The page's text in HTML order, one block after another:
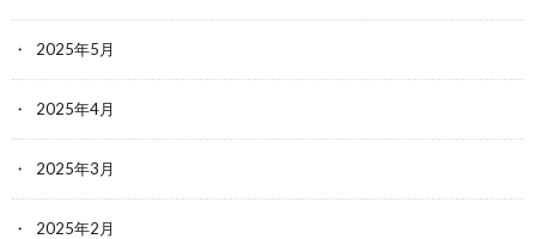
2025年5月
2025年4月
2025年3月
2025年2月